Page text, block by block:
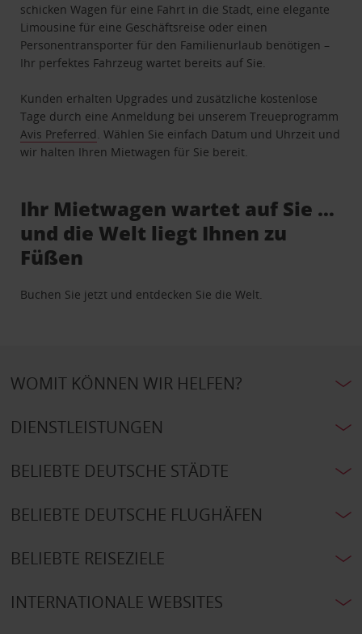
schicken Wagen für eine Fahrt in die Stadt, eine elegante
Limousine für eine Geschäftsreise oder einen
Personentransporter für den Familienurlaub benötigen –
Ihr perfektes Fahrzeug wartet bereits auf Sie.
Kunden erhalten Upgrades und zusätzliche kostenlose
Tage durch eine Anmeldung bei unserem Treueprogramm
Avis Preferred . Wählen Sie einfach Datum und Uhrzeit und
wir halten Ihren Mietwagen für Sie bereit.
Ihr Mietwagen wartet auf Sie …
und die Welt liegt Ihnen zu
Füßen
Buchen Sie jetzt und entdecken Sie die Welt.
WOMIT KÖNNEN WIR HELFEN?
DIENSTLEISTUNGEN
BELIEBTE DEUTSCHE STÄDTE
BELIEBTE DEUTSCHE FLUGHÄFEN
BELIEBTE REISEZIELE
INTERNATIONALE WEBSITES